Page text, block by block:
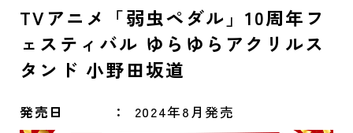
TVアニメ「弱虫ペダル」10周年フ
ェスティバル ゆらゆらアクリルス
タンド 小野田坂道
発売日 2024年8月発売